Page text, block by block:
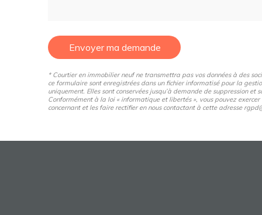
Envoyer ma demande
* Courtier en immobilier neuf ne transmettra pas vos données à des
ce formulaire sont enregistrées dans un fichier informatisé pour la
uniquement. Elles sont conservées jusqu’à demande de suppression et
Conformément à la loi « informatique et libertés », vous pouvez exercer
concernant et les faire rectifier en nous contactant à cette adresse